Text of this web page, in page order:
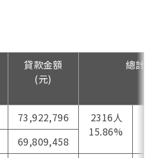
貸款金額
(元)
總計(
73,922,796
2316人
15.86%
69,809,458